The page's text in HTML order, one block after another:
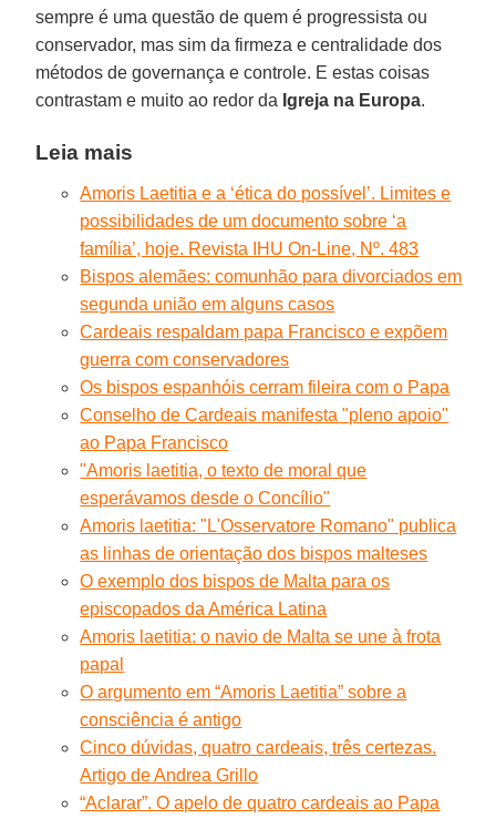
sempre é uma questão de quem é progressista ou
conservador, mas sim da firmeza e centralidade dos
métodos de governança e controle. E estas coisas
contrastam e muito ao redor da Igreja na Europa.
Leia mais
Amoris Laetitia e a ‘ética do possível’. Limites e
possibilidades de um documento sobre ‘a
família’, hoje. Revista IHU On-Line, Nº. 483
Bispos alemães: comunhão para divorciados em
segunda união em alguns casos
Cardeais respaldam papa Francisco e expõem
guerra com conservadores
Os bispos espanhóis cerram fileira com o Papa
Conselho de Cardeais manifesta "pleno apoio"
ao Papa Francisco
"Amoris laetitia, o texto de moral que
esperávamos desde o Concílio"
Amoris laetitia: "L'Osservatore Romano" publica
as linhas de orientação dos bispos malteses
O exemplo dos bispos de Malta para os
episcopados da América Latina
Amoris laetitia: o navio de Malta se une à frota
papal
O argumento em “Amoris Laetitia” sobre a
consciência é antigo
Cinco dúvidas, quatro cardeais, três certezas.
Artigo de Andrea Grillo
“Aclarar”. O apelo de quatro cardeais ao Papa